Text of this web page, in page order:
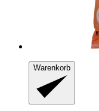
Warenkorb